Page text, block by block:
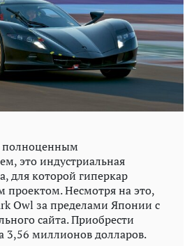
полноценным
это индустриальная
для которой гиперкар
проектом. Несмотря на это,
Owl за пределами Японии с
сайта. Приобрести
3,56 миллионов долларов.